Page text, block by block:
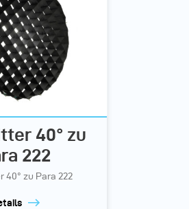
40° zu
222
40° zu Para 222